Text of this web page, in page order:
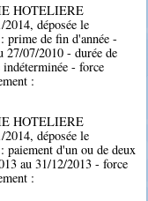
HOTELIERE
déposée le
prime de fin d'année -
27/07/2010 - durée de
- force
:
HOTELIERE
déposée le
paiement d'un ou de deux
au 31/12/2013 - force
: